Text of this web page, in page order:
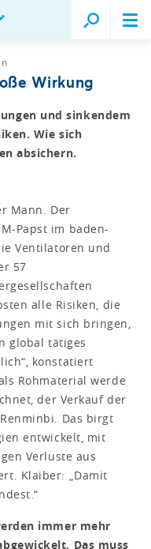
Wirkung
und sinkendem
Wie sich
absichern.
Mann. Der
Papst im baden-
Ventilatoren und
57
alle Risiken, die
mit sich bringen,
global tätiges
konstatiert
Rohmaterial werde
der Verkauf der
Das birgt
entwickelt, mit
Verluste aus
Klaiber: „Damit
immer mehr
Das muss